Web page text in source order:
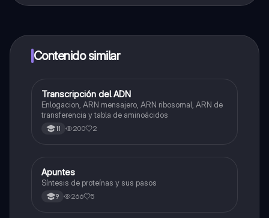
a determinadas funciones.
Contenido similar
Biologia
Transcripción del ADN
Enlogacion, ARN mensajero, ARN ribosomal, ARN de
transferencia y tabla de aminoácidos
11 200 2
Biologia
Apuntes
Síntesis de proteínas y sus pasos
9 266 5